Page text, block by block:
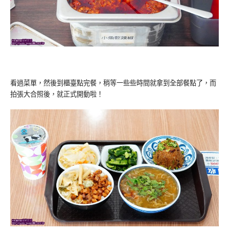
看過菜單，然後到櫃臺點完餐，稍等一些些時間就拿到全部餐點了，而
拍張大合照後，就正式開動啦！